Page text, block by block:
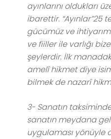
ayınlarını oldukları
ibarettir. “Ayınlar”25
gücümüz ve
ve fiiller ile varlığı
şeylerdir. İlk
amelî hikmet diye
bilmek de nazarî
3- Sanatın
sanatın meydana
uygulaması yönüyle